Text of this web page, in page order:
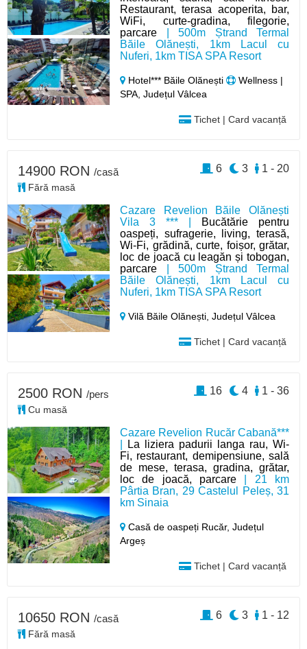
Restaurant, terasa acoperita, bar,
WiFi, curte-gradina, filegorie,
parcare | 500m Ștrand Termal
Băile Olănești, 1km Lacul cu
Nuferi, 1km TISA SPA Resort
Hotel*** Băile Olănești
Wellness |
SPA, Județul Vâlcea
Tichet | Card vacanță
Cazare Revelion Băile Olănești
Vila 3 *** |
Bucătărie pentru
oaspeți, sufragerie, living, terasă,
Wi-Fi, grădină, curte, foișor, grătar,
loc de joacă cu leagăn și tobogan,
parcare | 500m Ștrand Termal
Băile Olănești, 1km Lacul cu
Nuferi, 1km TISA SPA Resort
Vilă Băile Olănești,Județul Vâlcea
Tichet | Card vacanță
14900 RON /casă
Fără masă
1 - 20
3
6
Cazare Revelion Rucăr Cabană***
La liziera padurii langa rau, Wi-
Fi, restaurant, demipensiune, sală
de mese, terasa, gradina, grătar,
loc de joacă, parcare | 21 km
Pârtia Bran, 29 Castelul Peleș, 31
km Sinaia
Casă de oaspeți Rucăr,Județul
Argeș
Tichet | Card vacanță
2500 RON /pers
Cu masă
1 - 36
4
16
10650 RON /casă
Fără masă
1 - 12
3
6